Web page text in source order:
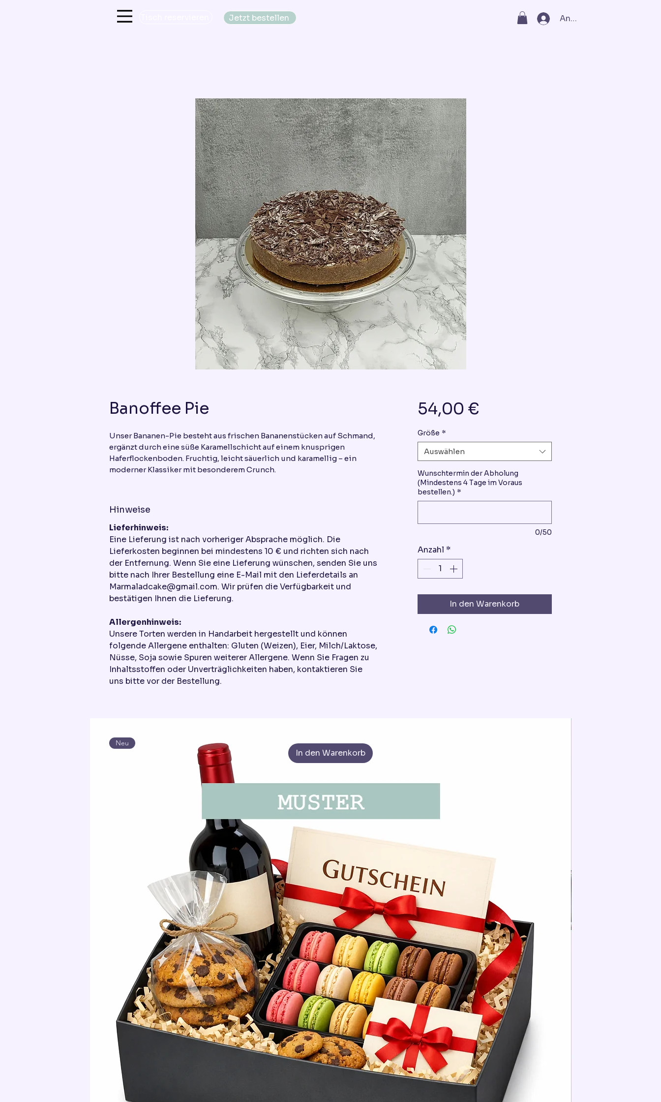
Jetzt bestellen Anmelden
Banoffee Pie
Unser Bananen-Pie besteht aus frischen Bananenstücken auf Schmand,
ergänzt durch eine süße Karamellschicht auf einem knusprigen
Haferflockenboden. Fruchtig, leicht säuerlich und karamellig – ein
moderner Klassiker mit besonderem Crunch.
Hinweise
Lieferhinweis:
Eine Lieferung ist nach vorheriger Absprache möglich. Die
Lieferkosten beginnen bei mindestens 10 € und richten sich nach
der Entfernung. Wenn Sie eine Lieferung wünschen, senden Sie uns
bitte nach Ihrer Bestellung eine E-Mail mit den Lieferdetails an
Marmaladcake@gmail.com. Wir prüfen die Verfügbarkeit und
bestätigen Ihnen die Lieferung.
Allergenhinweis:
Unsere Torten werden in Handarbeit hergestellt und können
folgende Allergene enthalten: Gluten (Weizen), Eier, Milch/Laktose,
Nüsse, Soja sowie Spuren weiterer Allergene. Wenn Sie Fragen zu
Inhaltsstoffen oder Unverträglichkeiten haben, kontaktieren Sie
uns bitte vor der Bestellung.
54,00 €Preis
Größe *
Auswählen
Wunschtermin der Abholung
(Mindestens 4 Tage im Voraus
bestellen.) *
0/50
Anzahl *
In den Warenkorb
In den Warenkorb
Neu